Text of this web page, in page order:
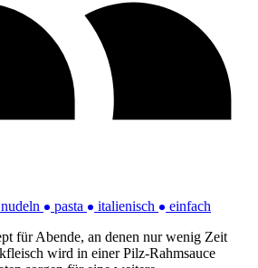
nudeln pasta italienisch
einfach
für Abende, an denen nur wenig Zeit
wird in einer Pilz-Rahmsauce